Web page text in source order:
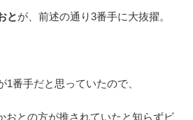
とが、前述の通り3番手に大抜擢。
1番手だと思っていたので、
おとの方が推されていたと知らずビ